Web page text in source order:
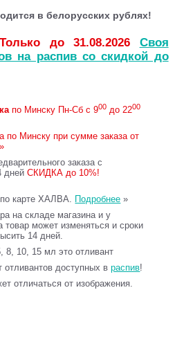
в белорусских рублях!
до 31.08.2026 Своя
на распив со скидкой до
по Минску Пн-Сб с 900 до 2200
по Минску при сумме заказа от
»
заказа с
днейСКИДКА до 10%!
карте ХАЛВА. Подробнее »
на складе магазина и у
товар может изменяться и сроки
14 дней.
8, 10, 15 мл это отливант
отливантов доступных враспив!
отличаться от изображения.